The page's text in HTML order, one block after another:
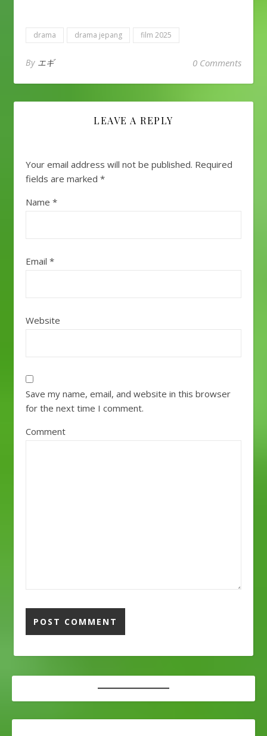
drama drama jepang film 2025
By エギ 0 Comments
LEAVE A REPLY
Your email address will not be published. Required
fields are marked *
Name *
Email *
Website
Save my name, email, and website in this browser
for the next time I comment.
Comment